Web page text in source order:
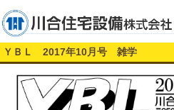
ＹＢＬ 2017年10月号 雑学